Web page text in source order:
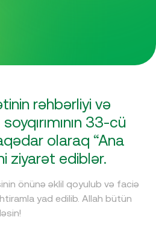
rəhbərliyi və
33-cü
olaraq “Ana
ziyarət ediblər.
önünə əklil qoyulub və faciə
yad edilib. Allah bütün